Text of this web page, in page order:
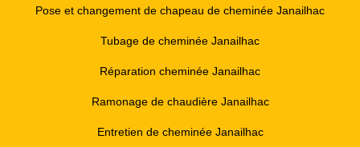
Pose et changement de chapeau de cheminée Janailhac
Tubage de cheminée Janailhac
Réparation cheminée Janailhac
Ramonage de chaudière Janailhac
Entretien de cheminée Janailhac